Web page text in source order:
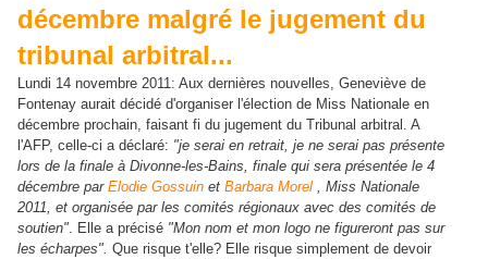
décembre malgré le jugement du
tribunal arbitral...
Lundi 14 novembre 2011: Aux dernières nouvelles, Geneviève de
Fontenay aurait décidé d'organiser l'élection de Miss Nationale en
décembre prochain, faisant fi du jugement du Tribunal arbitral. A
l'AFP, celle-ci a déclaré: "je serai en retrait, je ne serai pas présente
lors de la finale à Divonne-les-Bains, finale qui sera présentée le 4
décembre par Elodie Gossuin et Barbara Morel , Miss Nationale
2011, et organisée par les comités régionaux avec des comités de
soutien". Elle a précisé "Mon nom et mon logo ne figureront pas sur
les écharpes". Que risque t'elle? Elle risque simplement de devoir